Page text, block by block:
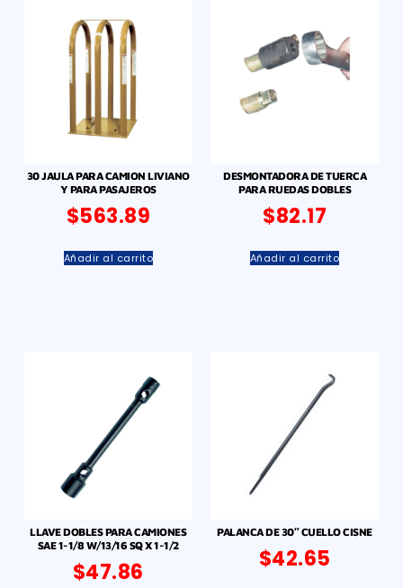
30 JAULA PARA CAMION LIVIANO
Y PARA PASAJEROS
$563.89
Añadir al carrito
DESMONTADORA DE TUERCA
PARA RUEDAS DOBLES
$82.17
Añadir al carrito
LLAVE DOBLES PARA CAMIONES
SAE 1-1/8 W/13/16 SQ X 1-1/2
$47.86
PALANCA DE 30″ CUELLO CISNE
$42.65